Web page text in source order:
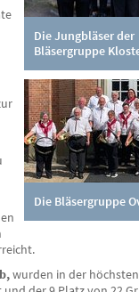
Die Jungbläser der
Bläsergruppe
Die Bläsergruppe
wurden in der